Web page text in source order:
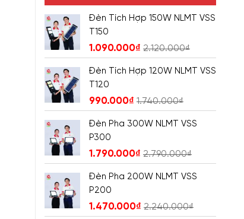
Đèn Tích Hợp 150W NLMT VSS
T150
1.090.000₫ 2.120.000₫
Đèn Tích Hợp 120W NLMT VSS
T120
990.000₫ 1.740.000₫
Đèn Pha 300W NLMT VSS
P300
1.790.000₫ 2.790.000₫
Đèn Pha 200W NLMT VSS
P200
1.470.000₫ 2.240.000₫